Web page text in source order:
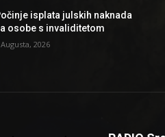
isplata julskih naknada
osobe s invaliditetom
2026